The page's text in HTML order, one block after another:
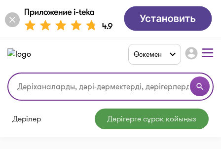
search
Өскемен account_circle
Дәрілер Дәрігерге сұрақ қойыңыз